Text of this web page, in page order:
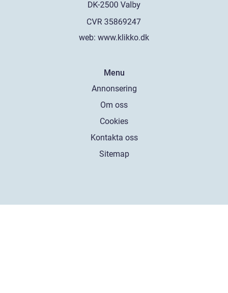
web: www.klikko.dk
Menu
Annonsering
Om oss
Cookies
Kontakta oss
Sitemap